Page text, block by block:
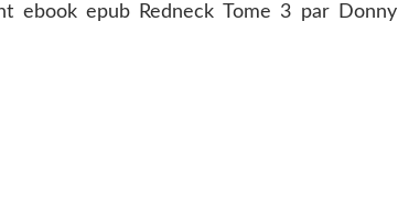
ebook epub Redneck Tome 3 par Donny